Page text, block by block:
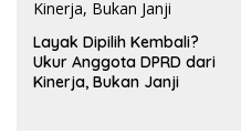
Layak Dipilih Kembali?
Ukur Anggota DPRD dari
Kinerja, Bukan Janji